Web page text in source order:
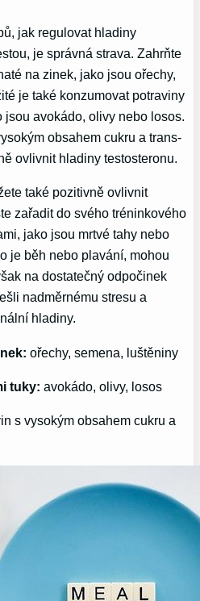
jak regulovat hladiny
je správná strava. Zahrňte
na zinek, jako jsou ořechy,
je také konzumovat potraviny
avokádo, olivy nebo losos.
obsahem cukru a trans-
ovlivnit hladiny testosteronu.
také pozitivně ovlivnit
zařadit do svého tréninkového
jako jsou mrtvé tahy nebo
je běh nebo plavání, mohou
na dostatečný odpočinek
nadměrnému stresu a
hladiny.
ořechy, semena, luštěniny
tuky: avokádo, olivy, losos
s vysokým obsahem cukru a